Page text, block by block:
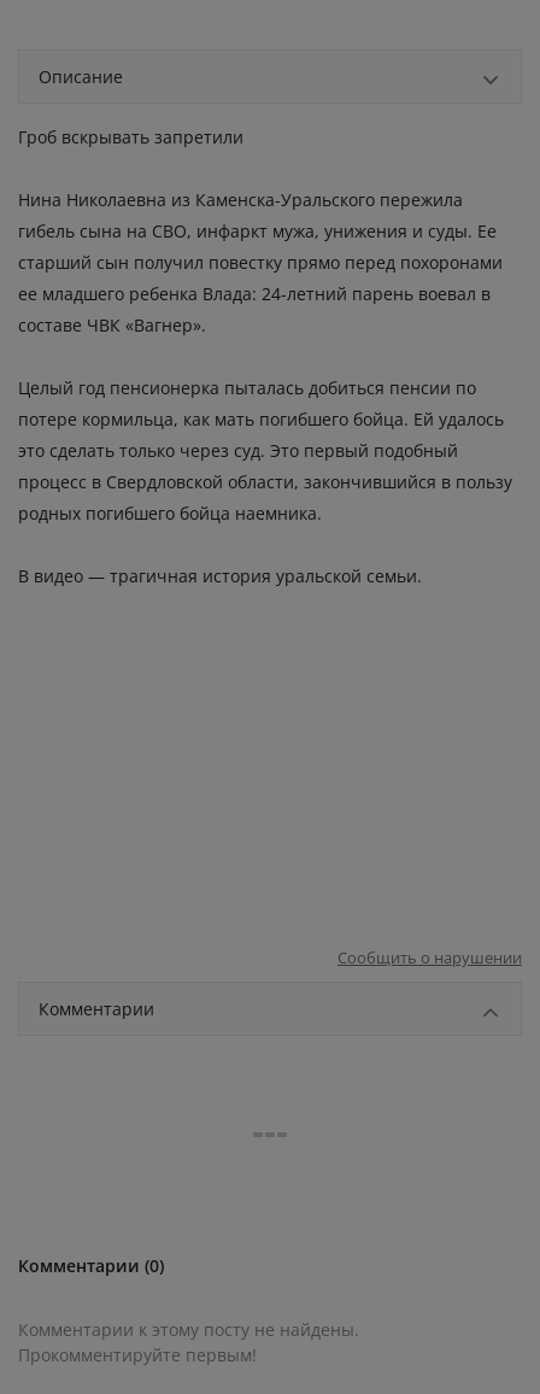
Описание
Гроб вскрывать запретили
Нина Николаевна из Каменска-Уральского пережила
гибель сына на СВО, инфаркт мужа, унижения и суды. Ее
старший сын получил повестку прямо перед похоронами
ее младшего ребенка Влада: 24-летний парень воевал в
составе ЧВК «Вагнер».
Целый год пенсионерка пыталась добиться пенсии по
потере кормильца, как мать погибшего бойца. Ей удалось
это сделать только через суд. Это первый подобный
процесс в Свердловской области, закончившийся в пользу
родных погибшего бойца наемника.
В видео — трагичная история уральской семьи.
Сообщить о нарушении
Комментарии
Комментарии (0)
Комментарии к этому посту не найдены.
Прокомментируйте первым!